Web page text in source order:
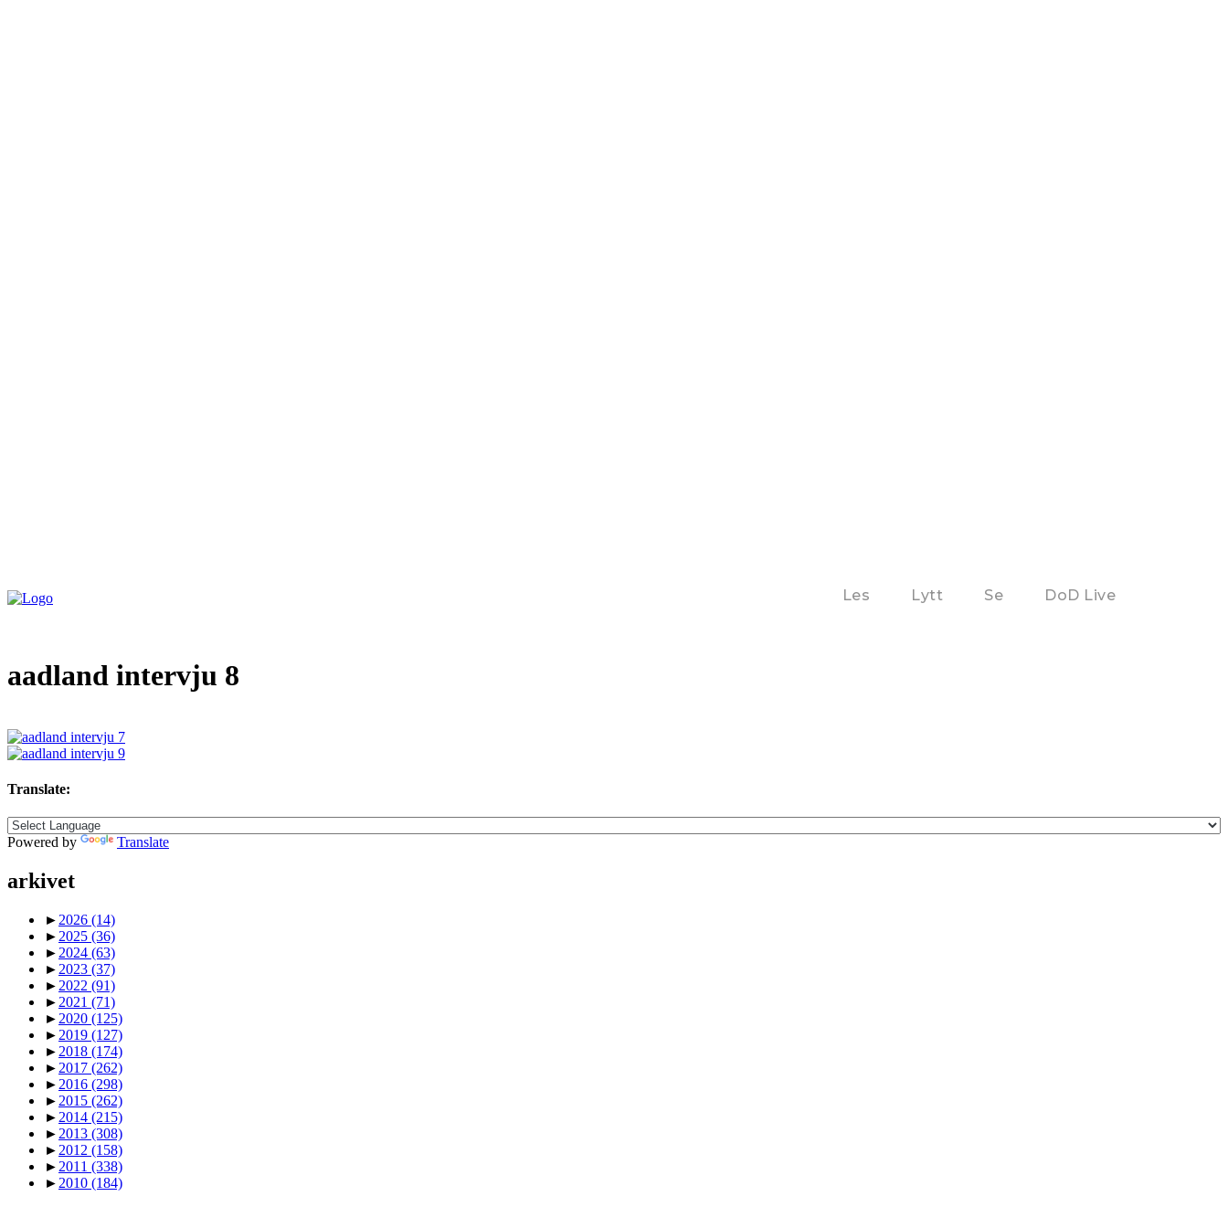
Les Lytt Se DoD Live
aadland intervju 8
Translate:
Powered by Translate
arkivet
► 2026 (14)
► 2025 (36)
► 2024 (63)
► 2023 (37)
► 2022 (91)
► 2021 (71)
► 2020 (125)
► 2019 (127)
► 2018 (174)
► 2017 (262)
► 2016 (298)
► 2015 (262)
► 2014 (215)
► 2013 (308)
► 2012 (158)
► 2011 (338)
► 2010 (184)